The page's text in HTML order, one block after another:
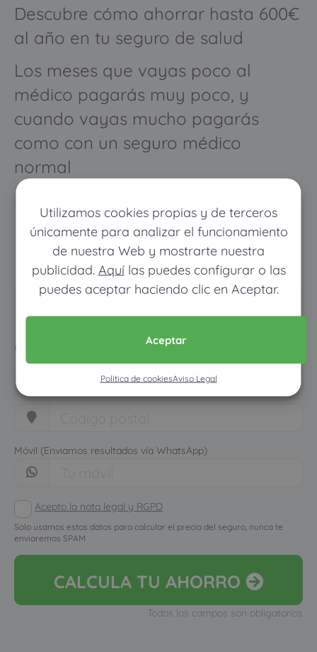
Utilizamos cookies propias y de terceros
únicamente para analizar el funcionamiento
de nuestra Web y mostrarte nuestra
publicidad. Aquílas puedes configurar o las
puedes aceptar haciendo clic en Aceptar.
Aceptar
Política de cookiesAviso Legal
Descubre cómo ahorrar hasta 600€
al año en tu seguro de salud
Los meses que vayas poco al
médico pagarás muy poco, y
cuando vayas mucho pagarás
como con un seguro médico
normal
Pon tus datos y descubre
cuánto dinero ahorrarías
Móvil (Enviamos resultados vía WhatsApp)
Acepto la nota legal y RGPD
Solo usamos estos datos para calcular el precio del seguro, nunca te
enviaremos SPAM
CALCULA TU AHORRO
Todos los campos son obligatorios